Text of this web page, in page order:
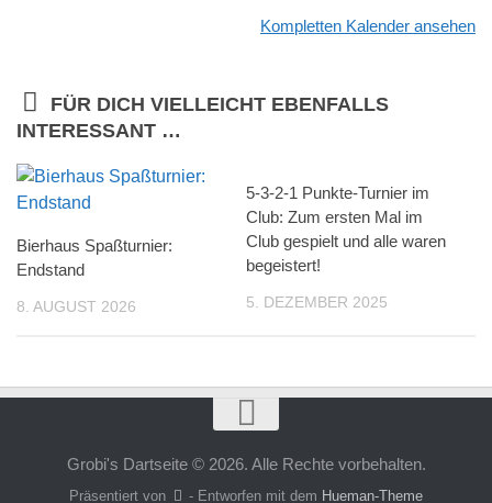
Kompletten Kalender ansehen
FÜR DICH VIELLEICHT EBENFALLS
INTERESSANT …
Bierhaus Spaßturnier:
Endstand
8. AUGUST 2026
5-3-2-1 Punkte-Turnier im
Club: Zum ersten Mal im
Club gespielt und alle waren
begeistert!
5. DEZEMBER 2025
Grobi's Dartseite © 2026. Alle Rechte vorbehalten.
Präsentiert von - Entworfen mit dem Hueman-Theme